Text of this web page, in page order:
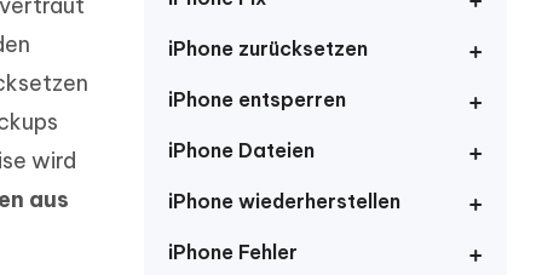
Mehr Nützliche Tipps
Jetzt Ansehen
wird
aus
iPhone zurücksetzen
iPhone entsperren
iPhone Dateien
iPhone wiederherstellen
iPhone Fehler